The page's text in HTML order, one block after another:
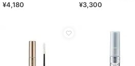
¥4,180
ーラー＜限定＞
¥3,300